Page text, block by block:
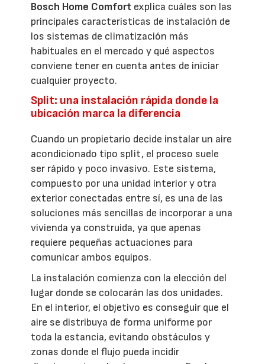
Bosch Home Comfort explica cuáles son las
principales características de instalación de
los sistemas de climatización más
habituales en el mercado y qué aspectos
conviene tener en cuenta antes de iniciar
cualquier proyecto.
Split: una instalación rápida donde la
ubicación marca la diferencia
Cuando un propietario decide instalar un aire
acondicionado tipo split, el proceso suele
ser rápido y poco invasivo. Este sistema,
compuesto por una unidad interior y otra
exterior conectadas entre sí, es una de las
soluciones más sencillas de incorporar a una
vivienda ya construida, ya que apenas
requiere pequeñas actuaciones para
comunicar ambos equipos.
La instalación comienza con la elección del
lugar donde se colocarán las dos unidades.
En el interior, el objetivo es conseguir que el
aire se distribuya de forma uniforme por
toda la estancia, evitando obstáculos y
zonas donde el flujo pueda incidir